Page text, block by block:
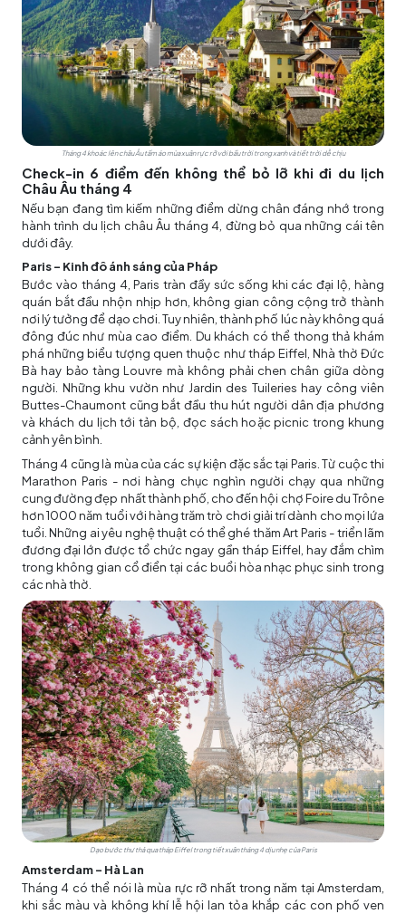
Tháng 4 khoác lên châu Âu tấm áo mùa xuân rực rỡ với bầu trời trong xanh và tiết trời dễ chịu
Check-in 6 điểm đến không thể bỏ lỡ khi đi du lịch
Châu Âu tháng 4
Nếu bạn đang tìm kiếm những điểm dừng chân đáng nhớ trong
hành trình du lịch châu Âu tháng 4, đừng bỏ qua những cái tên
dưới đây.
Paris - Kinh đô ánh sáng của Pháp
Bước vào tháng 4, Paris tràn đầy sức sống khi các đại lộ, hàng
quán bắt đầu nhộn nhịp hơn, không gian công cộng trở thành
nơi lý tưởng để dạo chơi. Tuy nhiên, thành phố lúc này không quá
đông đúc như mùa cao điểm. Du khách có thể thong thả khám
phá những biểu tượng quen thuộc như tháp Eiffel, Nhà thờ Đức
Bà hay bảo tàng Louvre mà không phải chen chân giữa dòng
người. Những khu vườn như Jardin des Tuileries hay công viên
Buttes-Chaumont cũng bắt đầu thu hút người dân địa phương
và khách du lịch tới tản bộ, đọc sách hoặc picnic trong khung
cảnh yên bình.
Tháng 4 cũng là mùa của các sự kiện đặc sắc tại Paris. Từ cuộc thi
Marathon Paris - nơi hàng chục nghìn người chạy qua những
cung đường đẹp nhất thành phố, cho đến hội chợ Foire du Trône
hơn 1000 năm tuổi với hàng trăm trò chơi giải trí dành cho mọi lứa
tuổi. Những ai yêu nghệ thuật có thể ghé thăm Art Paris - triển lãm
đương đại lớn được tổ chức ngay gần tháp Eiffel, hay đắm chìm
trong không gian cổ điển tại các buổi hòa nhạc phục sinh trong
các nhà thờ.
Dạo bước thư thả qua tháp Eiffel trong tiết xuân tháng 4 dịu nhẹ của Paris
Amsterdam - Hà Lan
Tháng 4 có thể nói là mùa rực rỡ nhất trong năm tại Amsterdam,
khi sắc màu và không khí lễ hội lan tỏa khắp các con phố ven